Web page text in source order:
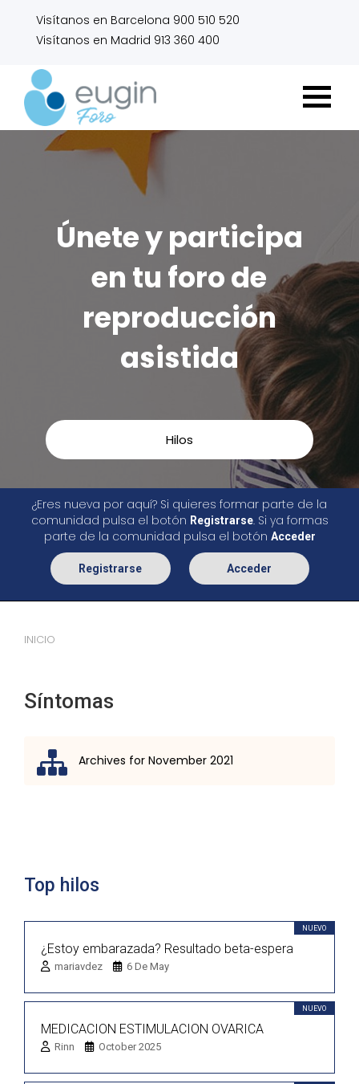
Visítanos en Barcelona 900 510 520
Visítanos en Madrid 913 360 400
Únete y participa
en tu foro de
reproducción
asistida
Hilos
¿Eres nueva por aquí? Si quieres formar parte de la
comunidad pulsa el botón Registrarse. Si ya formas
parte de la comunidad pulsa el botón Acceder
Registrarse Acceder
INICIO
Síntomas
Archives for November 2021
Top hilos
NUEVO
¿Estoy embarazada? Resultado beta-espera
mariavdez 6 De May
NUEVO
MEDICACION ESTIMULACION OVARICA
Rinn October 2025